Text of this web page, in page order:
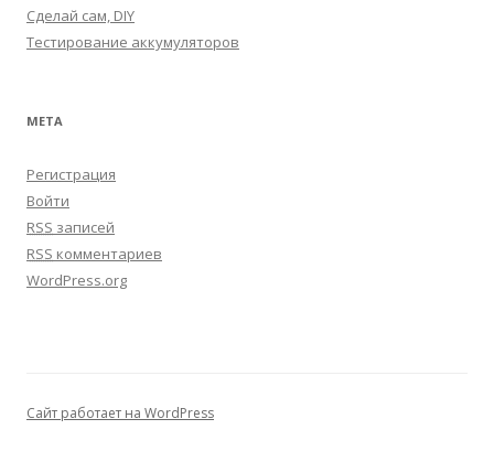
Сделай сам, DIY
Тестирование аккумуляторов
МЕТА
Регистрация
Войти
RSS записей
RSS комментариев
WordPress.org
Сайт работает на WordPress